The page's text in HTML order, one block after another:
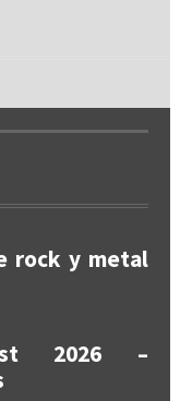
rock y metal
2026 –